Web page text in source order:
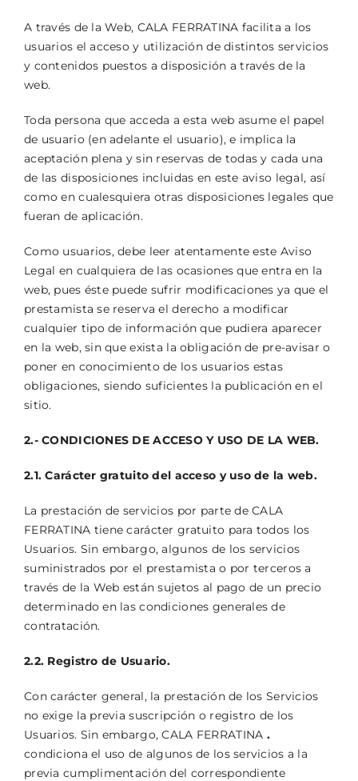
A través de la Web, CALA FERRATINA facilita a los
usuarios el acceso y utilización de distintos servicios
y contenidos puestos a disposición a través de la
web.
Toda persona que acceda a esta web asume el papel
de usuario (en adelante el usuario), e implica la
aceptación plena y sin reservas de todas y cada una
de las disposiciones incluidas en este aviso legal, así
como en cualesquiera otras disposiciones legales que
fueran de aplicación.
Como usuarios, debe leer atentamente este Aviso
Legal en cualquiera de las ocasiones que entra en la
web, pues éste puede sufrir modificaciones ya que el
prestamista se reserva el derecho a modificar
cualquier tipo de información que pudiera aparecer
en la web, sin que exista la obligación de pre-avisar o
poner en conocimiento de los usuarios estas
obligaciones, siendo suficientes la publicación en el
sitio.
2.- CONDICIONES DE ACCESO Y USO DE LA WEB.
2.1. Carácter gratuito del acceso y uso de la web.
La prestación de servicios por parte de CALA
FERRATINA tiene carácter gratuito para todos los
Usuarios. Sin embargo, algunos de los servicios
suministrados por el prestamista o por terceros a
través de la Web están sujetos al pago de un precio
determinado en las condiciones generales de
contratación.
2.2. Registro de Usuario.
Con carácter general, la prestación de los Servicios
no exige la previa suscripción o registro de los
Usuarios. Sin embargo, CALA FERRATINA .
condiciona el uso de algunos de los servicios a la
previa cumplimentación del correspondiente